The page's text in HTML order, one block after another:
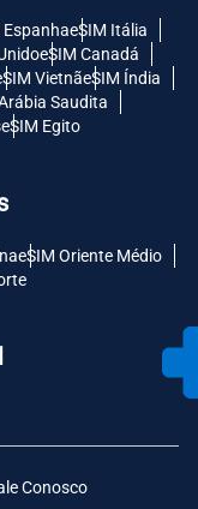
EspanhaeSIM Itália
eSIM Canadá
VietnãeSIM Índia
Saudita
eSIM Egito
eSIM Oriente Médio
Conosco